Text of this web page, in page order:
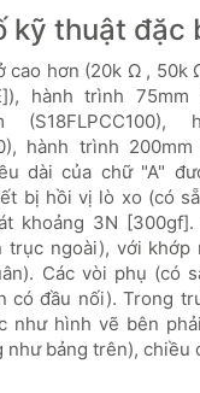
kỹ thuật đặc
cao hơn (20k Ω , 50k
hành trình 75mm
(S18FLPCC100),
hành trình 200mm
dài của chữ "A"
bị hồi vị lò xo (có
khoảng 3N
trục ngoài), với khớp
Các vòi phụ (có
có đầu nối). Trong
như hình vẽ bên
như bảng trên), chiều